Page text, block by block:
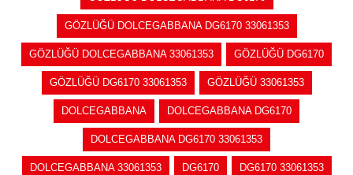
GÖZLÜĞÜ DOLCEGABBANA DG6170 33061353
GÖZLÜĞÜ DOLCEGABBANA 33061353 GÖZLÜĞÜ DG6170
GÖZLÜĞÜ DG6170 33061353 GÖZLÜĞÜ 33061353
DOLCEGABBANA DOLCEGABBANA DG6170
DOLCEGABBANA DG6170 33061353
DOLCEGABBANA 33061353 DG6170 DG6170 33061353